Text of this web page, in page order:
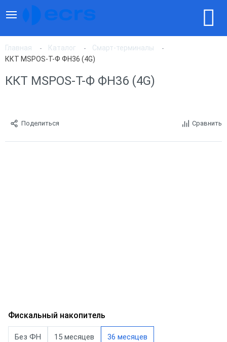
Главная Каталог
Смарт-терминалы
ККТ MSPOS-T-Ф ФН36 (4G)
ККТ MSPOS-T-Ф ФН36 (4G)
Поделиться Сравнить
Фискальный накопитель
Без ФН 15 месяцев 36 месяцев